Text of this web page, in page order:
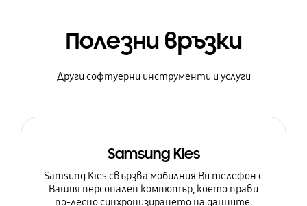
Полезни връзки
Други софтуерни инструменти и услуги
Samsung Kies
Samsung Kies свързва мобилния Ви телефон с
Вашия персонален компютър, което прави
по-лесно синхронизирането на данните.